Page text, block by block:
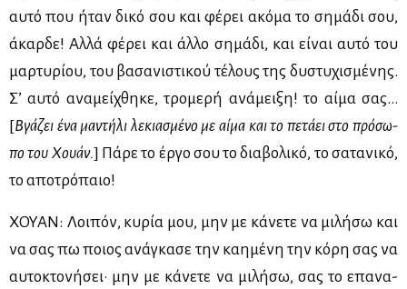
αυ­τό που ήταν δι­κό σου και φέ­ρει ακό­μα το ση­μά­δι σου,
άκαρ­δε! Αλ­λά φέ­ρει και άλ­λο ση­μά­δι, και εί­ναι αυ­τό του
μαρ­τυ­ρί­ου, του βα­σα­νι­στι­κού τέ­λους της δυ­στυ­χι­σμέ­νης.
Σ’ αυ­τό ανα­μεί­χθη­κε, τρο­με­ρή ανά­μει­ξη! το αί­μα σας…
[Βγά­ζει ένα μα­ντή­λι λε­κια­σμέ­νο με αί­μα και το πε­τά­ει στο πρό­σω­
πο του Χουάν.] Πά­ρε το έρ­γο σου το δια­βο­λι­κό, το σα­τα­νι­κό,
το απο­τρό­παιο!
ΧΟΥΑΝ: Λοι­πόν, κυ­ρία μου, μην με κά­νε­τε να μι­λή­σω και
να σας πω ποιος ανά­γκα­σε την καη­μέ­νη την κό­ρη σας να
αυ­το­κτο­νή­σει· μην με κά­νε­τε να μι­λή­σω, σας το επα­να­